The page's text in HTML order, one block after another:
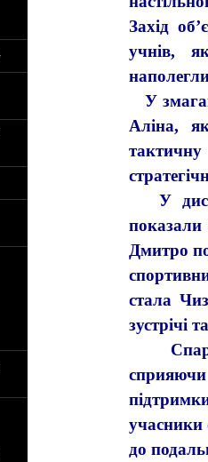
Захід
учнів,
У
Аліна,
У
показали
Дмитро
стала
зустрічі
учасники
до